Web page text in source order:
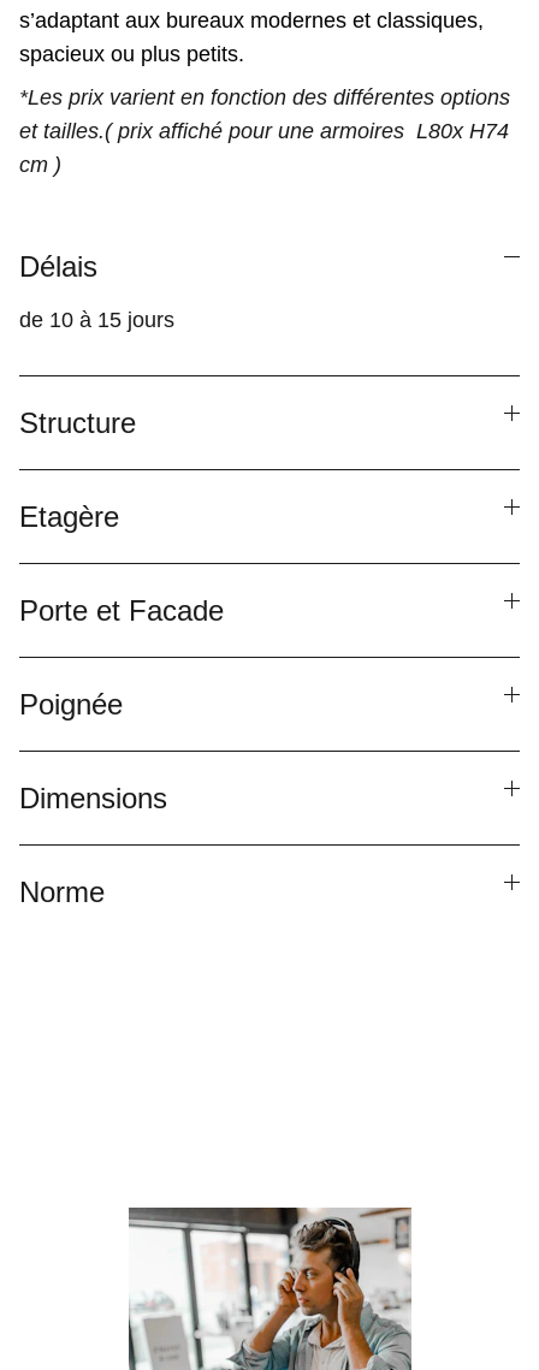
s’adaptant aux bureaux modernes et classiques,
spacieux ou plus petits.
*Les prix varient en fonction des différentes options
et tailles.( prix affiché pour une armoires L80x H74
cm )
Délais
de 10 à 15 jours
Structure
Etagère
Porte et Facade
Poignée
Dimensions
Norme